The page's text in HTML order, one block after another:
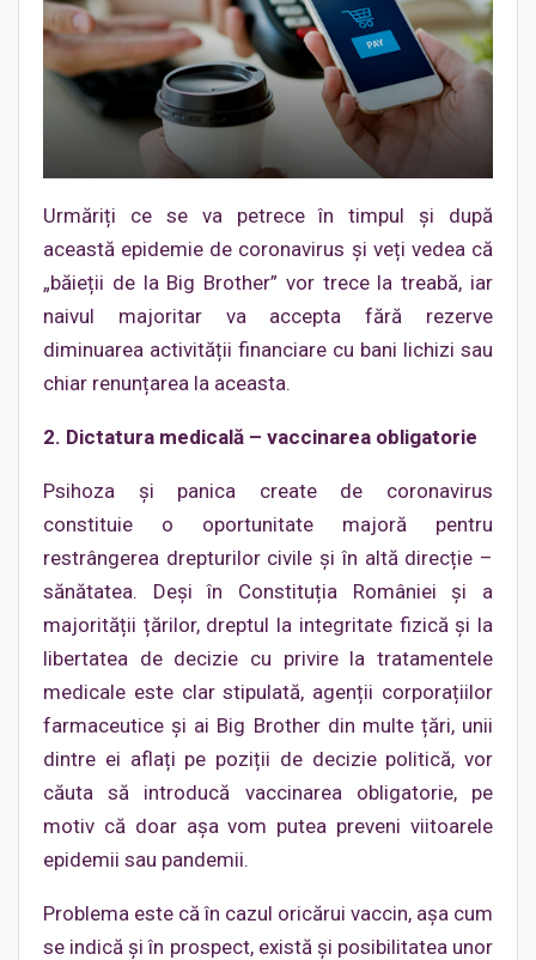
Urmăriți ce se va petrece în timpul și după
această epidemie de coronavirus și veți vedea că
„băieții de la Big Brother” vor trece la treabă, iar
naivul majoritar va accepta fără rezerve
diminuarea activității financiare cu bani lichizi sau
chiar renunțarea la aceasta.
2. Dictatura medicală – vaccinarea obligatorie
Psihoza și panica create de coronavirus
constituie o oportunitate majoră pentru
restrângerea drepturilor civile și în altă direcție –
sănătatea. Deși în Constituția României și a
majorității țărilor, dreptul la integritate fizică și la
libertatea de decizie cu privire la tratamentele
medicale este clar stipulată, agenții corporațiilor
farmaceutice și ai Big Brother din multe țări, unii
dintre ei aflați pe poziții de decizie politică, vor
căuta să introducă vaccinarea obligatorie, pe
motiv că doar așa vom putea preveni viitoarele
epidemii sau pandemii.
Problema este că în cazul oricărui vaccin, aşa cum
se indică şi în prospect, există și posibilitatea unor